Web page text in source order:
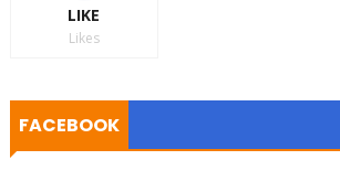
LIKE
Likes
FACEBOOK